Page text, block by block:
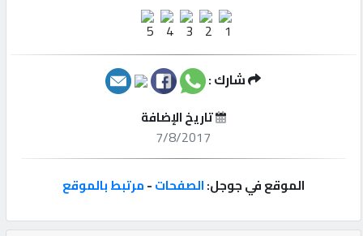
إبحث
إعلانات
شارك :
تاريخ الإضافة
7/8/2017
الموقع في جوجل:الصفحات-مرتبط بالموقع